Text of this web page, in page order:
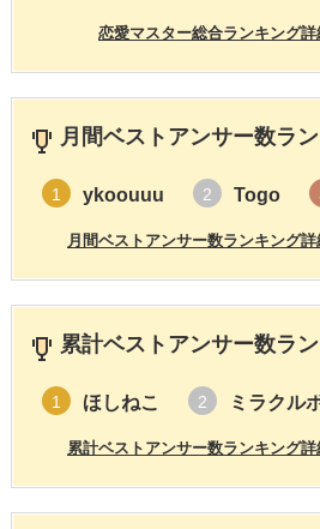
恋愛マスター総合ランキング
月間ベストアンサー数ラン
1 ykoouuu 2 Togo
月間ベストアンサー数ランキング
累計ベストアンサー数ラ
1 ほしねこ 2 ミラクル
累計ベストアンサー数ランキング